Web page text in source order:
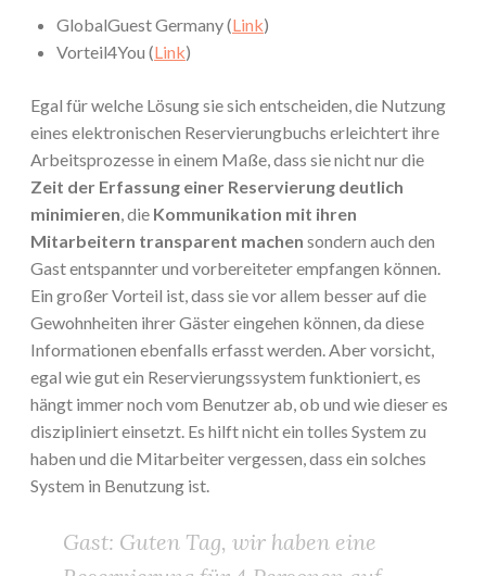
GlobalGuest Germany (Link)
Vorteil4You (Link)
Egal für welche Lösung sie sich entscheiden, die Nutzung
eines elektronischen Reservierungbuchs erleichtert ihre
Arbeitsprozesse in einem Maße, dass sie nicht nur die
Zeit der Erfassung einer Reservierung deutlich
minimieren, die Kommunikation mit ihren
Mitarbeitern transparent machen sondern auch den
Gast entspannter und vorbereiteter empfangen können.
Ein großer Vorteil ist, dass sie vor allem besser auf die
Gewohnheiten ihrer Gäster eingehen können, da diese
Informationen ebenfalls erfasst werden. Aber vorsicht,
egal wie gut ein Reservierungssystem funktioniert, es
hängt immer noch vom Benutzer ab, ob und wie dieser es
diszipliniert einsetzt. Es hilft nicht ein tolles System zu
haben und die Mitarbeiter vergessen, dass ein solches
System in Benutzung ist.
Gast: Guten Tag, wir haben eine